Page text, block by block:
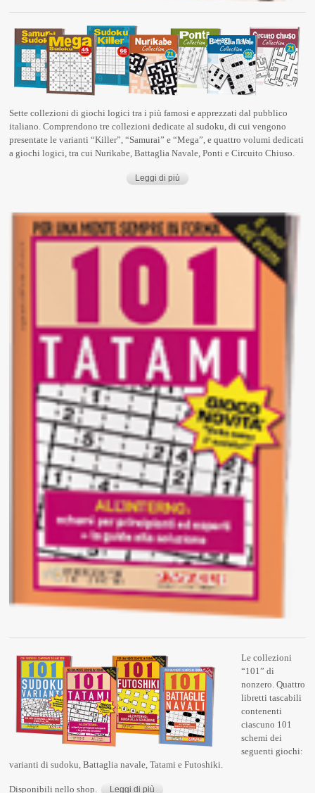
Sette collezioni di giochi logici tra i più famosi e apprezzati dal pubblico
italiano. Comprendono tre collezioni dedicate al sudoku, di cui vengono
presentate le varianti “Killer”, “Samurai” e “Mega”, e quattro volumi dedicati
a giochi logici, tra cui Nurikabe, Battaglia Navale, Ponti e Circuito Chiuso.
Leggi di più
Le collezioni
“101” di
nonzero. Quattro
libretti tascabili
contenenti
ciascuno 101
schemi dei
seguenti giochi:
varianti di sudoku, Battaglia navale, Tatami e Futoshiki.
Disponibili nello shop. Leggi di più